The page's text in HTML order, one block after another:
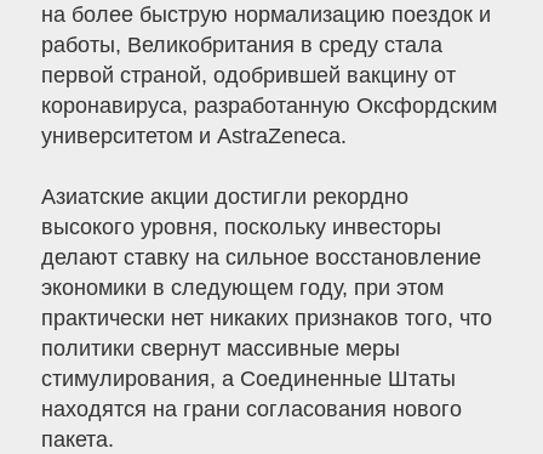
на более быструю нормализацию поездок и
работы, Великобритания в среду стала
первой страной, одобрившей вакцину от
коронавируса, разработанную Оксфордским
университетом и AstraZeneca.
Азиатские акции достигли рекордно
высокого уровня, поскольку инвесторы
делают ставку на сильное восстановление
экономики в следующем году, при этом
практически нет никаких признаков того, что
политики свернут массивные меры
стимулирования, а Соединенные Штаты
находятся на грани согласования нового
пакета.